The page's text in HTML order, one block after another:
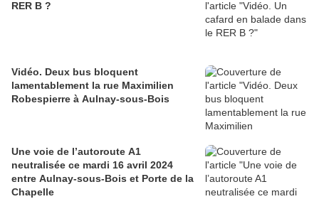
RER B ?
Vidéo. Deux bus bloquent
lamentablement la rue Maximilien
Robespierre à Aulnay-sous-Bois
Une voie de l’autoroute A1
neutralisée ce mardi 16 avril 2024
entre Aulnay-sous-Bois et Porte de la
Chapelle